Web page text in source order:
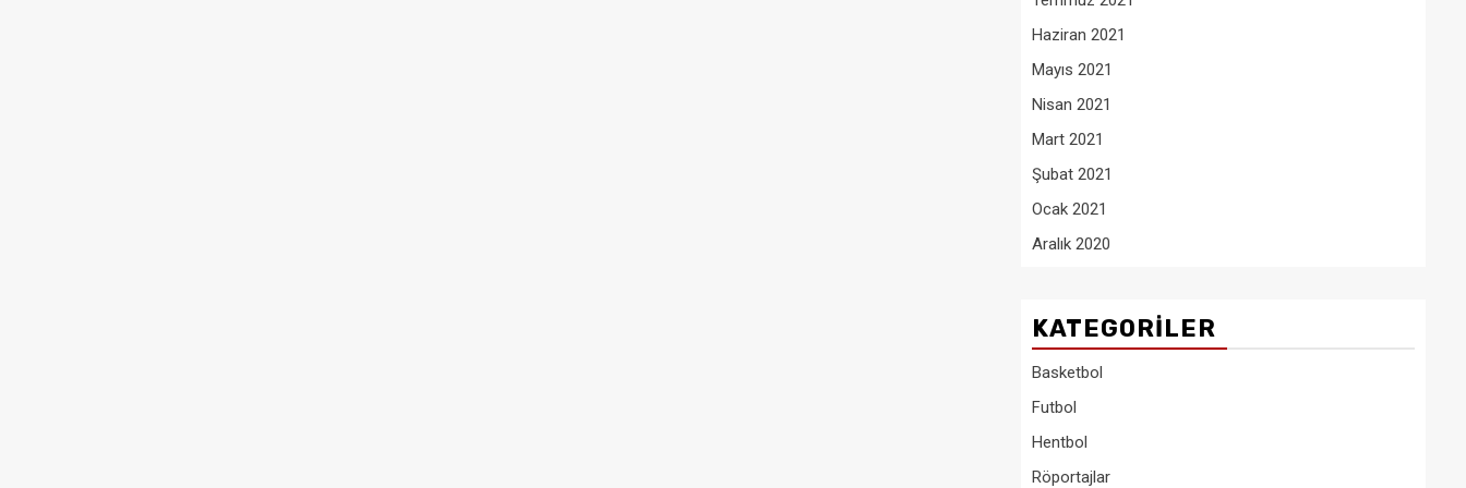
Haziran 2021
Mayıs 2021
Nisan 2021
Mart 2021
Şubat 2021
Ocak 2021
Aralık 2020
KATEGORILER
Basketbol
Futbol
Hentbol
Röportajlar